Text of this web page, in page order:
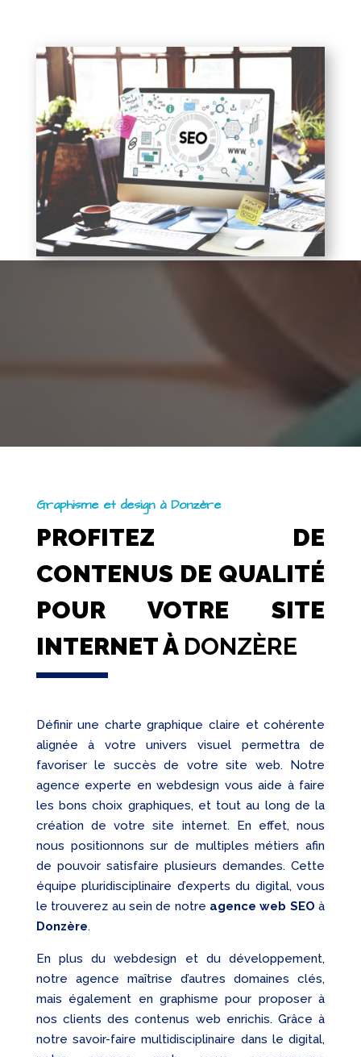
Graphisme et design à Donzère
PROFITEZ DE
CONTENUS DE QUALITÉ
POUR VOTRE SITE
INTERNET À DONZÈRE
Définir une charte graphique claire et cohérente
alignée à votre univers visuel permettra de
favoriser le succès de votre site web. Notre
agence experte en webdesign vous aide à faire
les bons choix graphiques, et tout au long de la
création de votre site internet. En effet, nous
nous positionnons sur de multiples métiers afin
de pouvoir satisfaire plusieurs demandes. Cette
équipe pluridisciplinaire d’experts du digital, vous
le trouverez au sein de notre agence web SEO à
Donzère.
En plus du webdesign et du développement,
notre agence maîtrise d’autres domaines clés,
mais également en graphisme pour proposer à
nos clients des contenus web enrichis. Grâce à
notre savoir-faire multidisciplinaire dans le digital,